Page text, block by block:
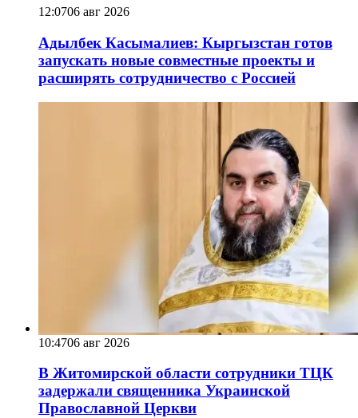
12:0706 авг 2026
Адылбек Касымалиев: Кыргызстан готов
запускать новые совместные проекты и
расширять сотрудничество с Россией
10:4706 авг 2026
В Житомирской области сотрудники ТЦК
задержали священника Украинской
Православной Церкви